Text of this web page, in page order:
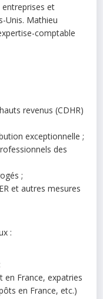
et
Unis. Mathieu
comptable
revenus (CDHR)
exceptionnelle ;
des
;
et autres mesures
:
en France, expatries
en France, etc.)